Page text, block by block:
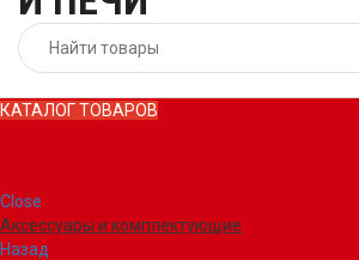
КАТАЛОГ ТОВАРОВ
Close
Аксессуары и комплектующие
Назад